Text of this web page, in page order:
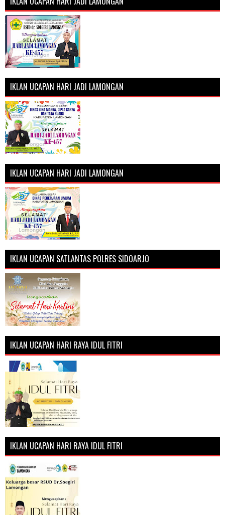
IKLAN UCAPAN HARI JADI LAMONGAN
IKLAN UCAPAN HARI JADI LAMONGAN
IKLAN UCAPAN SATLANTAS POLRES SIDOARJO
IKLAN UCAPAN HARI RAYA IDUL FITRI
IKLAN UCAPAN HARI RAYA IDUL FITRI